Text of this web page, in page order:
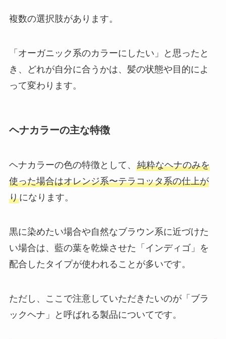
複数の選択肢があります。
「オーガニック系のカラーにしたい」と思ったと
き、どれが自分に合うかは、髪の状態や目的によ
って変わります。
ヘナカラーの主な特徴
ヘナカラーの色の特徴として、 純粋なヘナのみを
使った場合はオレンジ系〜テラコッタ系の仕上が
りになります。
黒に染めたい場合や自然なブラウン系に近づけた
い場合は、藍の葉を乾燥させた「インディゴ」を
配合したタイプが使われることが多いです。
ただし、ここで注意していただきたいのが「ブラ
ックヘナ」と呼ばれる製品についてです。